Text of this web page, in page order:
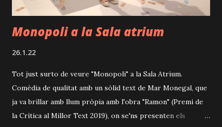
Monopoli a la Sala atrium
26.1.22
Tot just surto de veure "Monopoli" a la Sala Atrium.
Comèdia de qualitat amb un sòlid text de Mar Monegal, que
ja va brillar amb llum pròpia amb l'obra "Ramon" (Premi de
la Crítica al Millor Text 2019), on se'ns presenten els